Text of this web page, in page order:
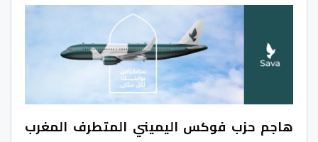
هاجم حزب فوكس اليميني المتطرف المغرب